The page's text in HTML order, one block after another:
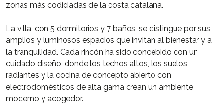
zonas más codiciadas de la costa catalana.
La villa, con 5 dormitorios y 7 baños, se distingue por sus
amplios y luminosos espacios que invitan al bienestar y a
la tranquilidad. Cada rincón ha sido concebido con un
cuidado diseño, donde los techos altos, los suelos
radiantes y la cocina de concepto abierto con
electrodomésticos de alta gama crean un ambiente
moderno y acogedor.